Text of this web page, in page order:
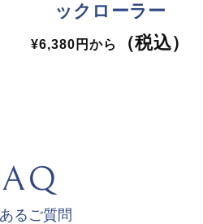
ックローラー
通
¥6,380円から （税込）
るご質問